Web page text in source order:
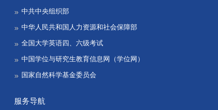
中共中央组织部
中华人民共和国人力资源和社会保障部
全国大学英语四、六级考试
中国学位与研究生教育信息网（学位网）
国家自然科学基金委员会
服务导航